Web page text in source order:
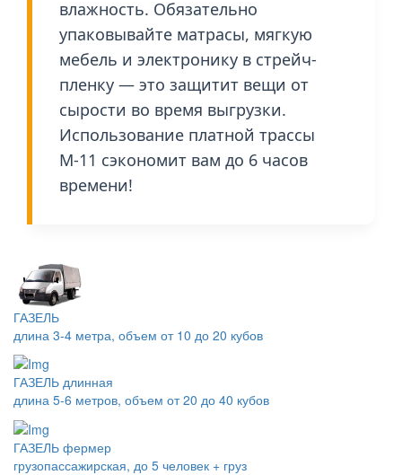
влажность. Обязательно
упаковывайте матрасы, мягкую
мебель и электронику в стрейч-
пленку — это защитит вещи от
сырости во время выгрузки.
Использование платной трассы
М-11 сэкономит вам до 6 часов
времени!
ГАЗЕЛЬ
длина 3-4 метра, объем от 10 до 20 кубов
ГАЗЕЛЬ длинная
длина 5-6 метров, объем от 20 до 40 кубов
ГАЗЕЛЬ фермер
грузопассажирская, до 5 человек + груз